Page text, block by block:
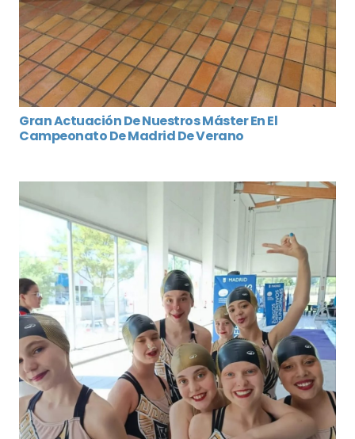
Gran Actuación De Nuestros Máster En El
Campeonato De Madrid De Verano